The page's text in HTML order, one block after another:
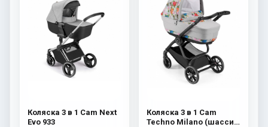
Коляска 3 в 1 Cam Next
Evo 933
Коляска 3 в 1 Cam
Techno Milano (шасси